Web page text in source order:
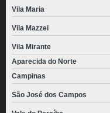
Vila Maria
Vila Mazzei
Vila Mirante
Aparecida do Norte
Campinas
São José dos Campos